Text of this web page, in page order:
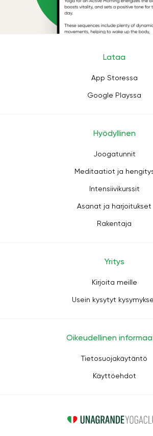
Lataa
App Storessa
Google Playssa
Hyödyllinen
Joogatunnit
Meditaatiot ja
Intensiivikurssit
Asanat ja harjoitukset
Rakentaja
Yritys
Kirjoita meille
Usein kysytyt
Oikeudellinen
Tietosuojakäytäntö
Käyttöehdot